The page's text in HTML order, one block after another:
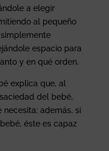
a elegir
al pequeño
espacio para
y en qué orden.
explica que, al
del bebé,
además, si
éste es capaz